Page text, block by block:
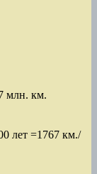
млн. км.
лет =1767 км./